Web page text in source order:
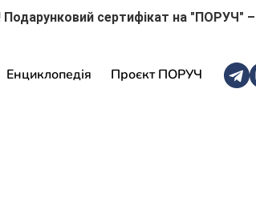
Енциклопедія Проєкт ПОРУЧ